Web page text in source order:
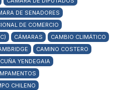
DE SENADORES
DE COMERCIO
CÁMARAS
CAMBIO CLIMÁTICO
CAMINO COSTERO
YENDEGAIA
CHILENO